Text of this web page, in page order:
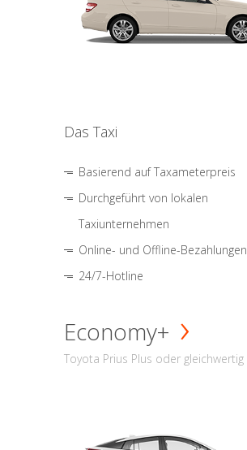
Das Taxi
Basierend auf Taxameterpreis
Durchgeführt von lokalen
Taxiunternehmen
Online- und Offline-Bezahlungen
24/7-Hotline
Economy+
Toyota Prius Plus oder gleichwertig